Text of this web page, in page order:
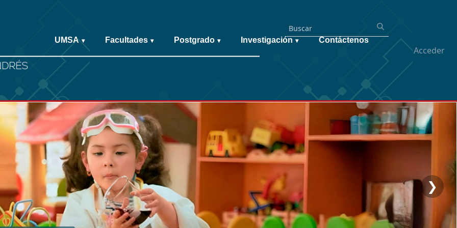
Acceder
UMSA ▾ Facultades ▾ Postgrado ▾ Investigación ▾ Contáctenos
❯